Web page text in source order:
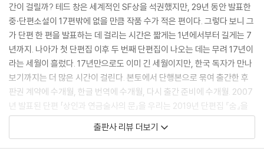
누리가 기쁜 듯이 옹알거리기 시작했다. 아이샤가 한 번도 들어본 적이 없
는 소리였다. 아이샤는 잠시 흐느꼈다. 지아니를 떠올리며, 칭이를 떠올리
며, 참담하게 변했을지도 모를 지구의 상황을 떠올리며.
--- 그렉 이건, 「고향으로 돌아가는 길」 중에서
사키는 자신에게 편견이 있는 것을 알았고, 자신이 속한 현실이 엉망으로
손상되고 불완전하리라는 것도 알았다. 자신이 모든 것을 다 파악하지조차
못하리라는 말은 적지 않을 터였지만, 그럼에도 사키는 이야기의 양쪽 면
을 할 수 있는 한 모두 기록했다.
이것은 사랑 이야기, 우리가 만나는 일련의 순간 가운데 마지막의 이야기.
간이 걸릴까? 테드 창은 세계적인 SF상을 석권했지만, 29년 동안 발표한
중·단편소설이 17편밖에 없을 만큼 작품 수가 적은 편이다. 그렇다 보니 그
가 단편 한 편을 발표하는 데 걸리는 시간은 짧게는 1년에서부터 길게는 7
년까지. 나아가 첫 단편집 이후 두 번째 단편집이 나오는 데는 무려 17년이
라는 세월이 흘렀다. 17년만으로도 이미 긴 세월이지만, 한국 독자가 만나
보기까지는 더 많은 시간이 걸린다. 본토에서 단행본으로 묶여 출간한 후
판권 계약에 수개월, 한글 번역에 수개월, 다시 출간 준비에 수개월. 2007
년 발표된 단편 「상인과 연금술사의 문」을 우리는 2019년 단편집 『숨』을
통해 읽어야만 했다. 테드 창과 우리를, 세계와 우리를 가로막는 이 12년이
라는 세월을 그저 참고 기다려야만 하는 걸까? 2009년 부천영화제 인터
출판사 리뷰 더보기